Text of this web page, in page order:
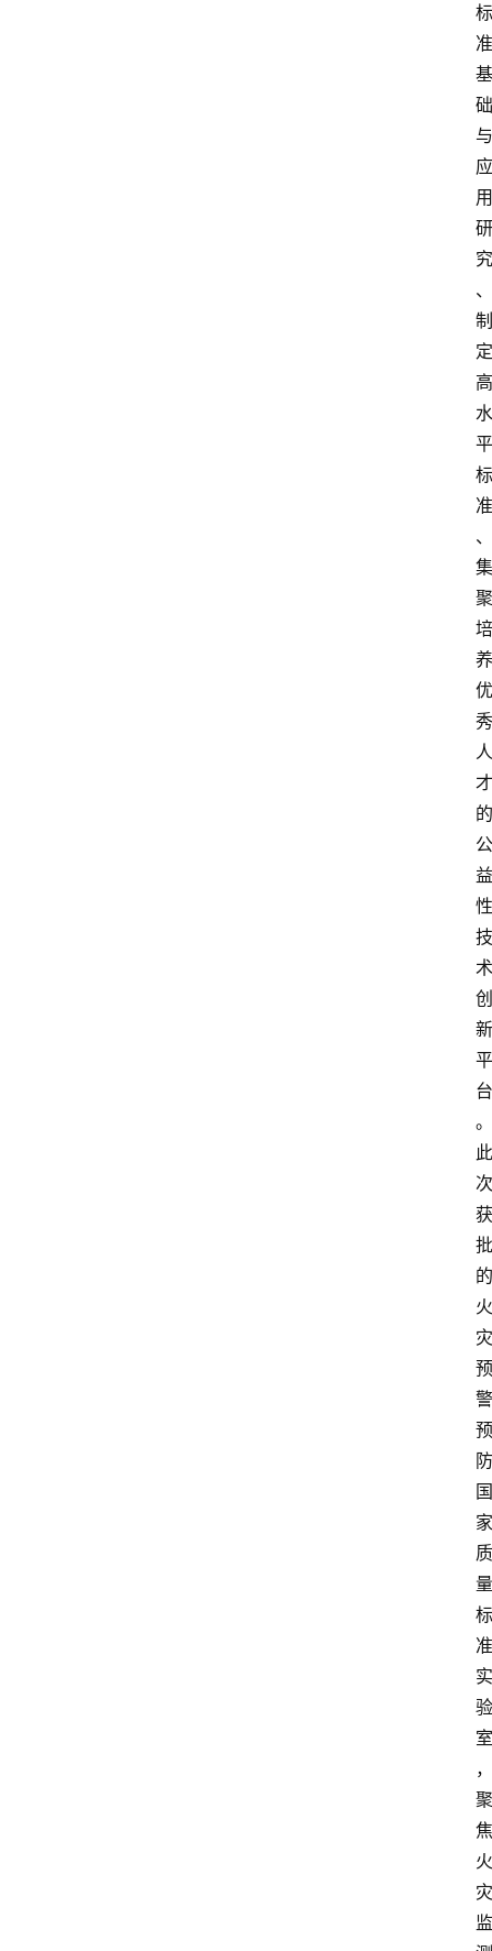
标
准
基
础
与
应
用
研
究
、
制
定
高
水
平
标
准
、
集
聚
培
养
优
秀
人
才
的
公
益
性
技
术
创
新
平
台
。
此
次
获
批
的
火
灾
预
警
预
防
国
家
质
量
标
准
实
验
室
，
聚
焦
火
灾
监